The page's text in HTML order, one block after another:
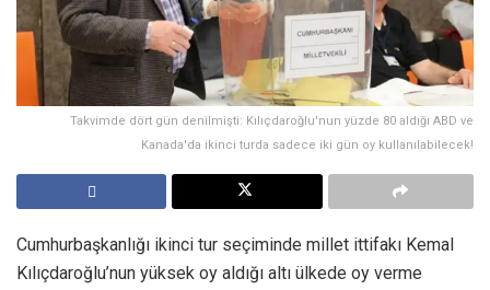
Takvimde dört gün denilmişti: Kılıçdaroğlu'nun yüzde 80 aldığı ABD ve
Kanada'da ikinci turda sadece iki gün oy kullanılabilecek!
Cumhurbaşkanlığı ikinci tur seçiminde millet ittifakı Kemal
Kılıçdaroğlu’nun yüksek oy aldığı altı ülkede oy verme